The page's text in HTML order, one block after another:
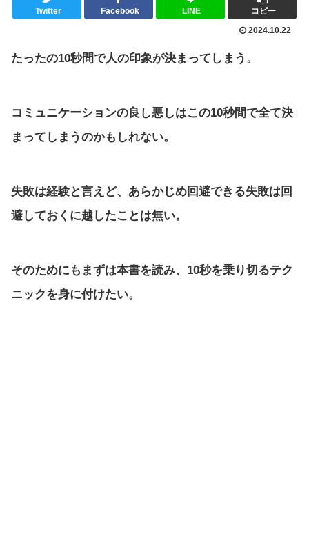
Twitter Facebook LINE
コピー
2024.10.22
たったの10秒間で人の印象が決まってしまう。
コミュニケーションの良し悪しはこの10秒間で全て決
まってしまうのかもしれない。
失敗は経験と言えど、あらかじめ回避できる失敗は回
避しておくに越したことは無い。
そのためにもまずは本書を読み、10秒を乗り切るテク
ニックを身に付けたい。